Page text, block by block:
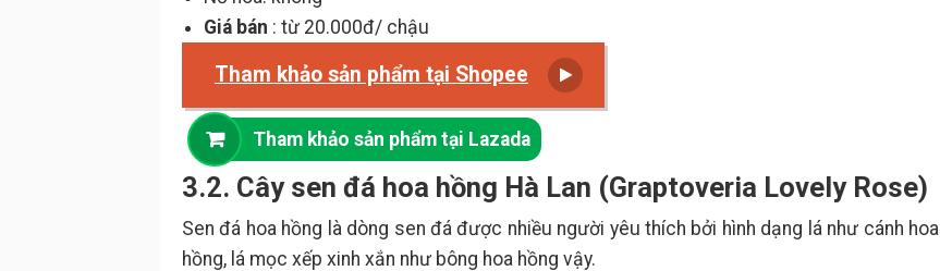
Giá bán : từ 20.000đ/ chậu
Tham khảo sản phẩm tại Shopee
Tham khảo sản phẩm tại Lazada
3.2. Cây sen đá hoa hồng Hà Lan (Graptoveria Lovely Rose)
Sen đá hoa hồng là dòng sen đá được nhiều người yêu thích bởi hình dạng lá như cánh hoa
hồng, lá mọc xếp xinh xắn như bông hoa hồng vậy.